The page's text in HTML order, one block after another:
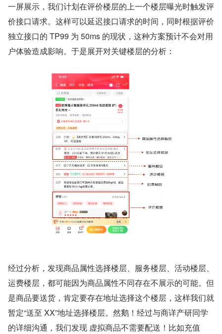
一屏展示，我们计划在评价楼层的上一个楼层曝光时触发评
价接口请求。这样可以延迟接口请求的时间，同时根据评价
独立接口的 TP99 为 50ms 的现状，这种方案预计不会对用
户体验造成影响。于是展开对关键楼层的分析：
经过分析，发现商品属性选择楼层、服务楼层、活动楼层、
运费楼层，都可能因为商品属性不同存在不展示的可能。但
是商品要送货，肯定要存在地址选择这个楼层，这样我们就
暂定“送至 XX”地址选择楼层。然鹅！经过与商详产研同学
的详细沟通，我们发现 虚拟商品不需要配送！比如充值